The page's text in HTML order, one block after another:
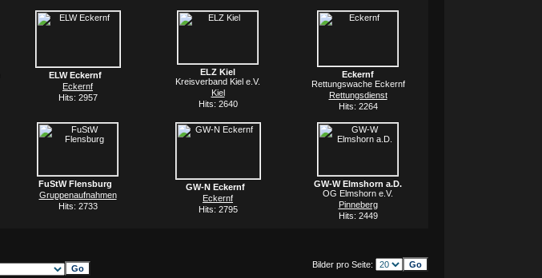
ELW Eckernf
Eckernf
Hits: 2957
ELZ Kiel
Kreisverband Kiel e.V.
Kiel
Hits: 2640
Eckernf
Rettungswache Eckernf
Rettungsdienst
Hits: 2264
FuStW Flensburg
Gruppenaufnahmen
Hits: 2733
GW-N Eckernf
Eckernf
Hits: 2795
GW-W Elmshorn a.D.
OG Elmshorn e.V.
Pinneberg
Hits: 2449
Bilder pro Seite: